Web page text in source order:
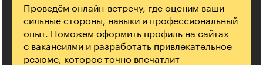
Проведём онлайн-встречу, где оценим ваши
сильные стороны, навыки и профессиональный
опыт. Поможем оформить профиль на сайтах
с вакансиями и разработать привлекательное
резюме, которое точно впечатлит